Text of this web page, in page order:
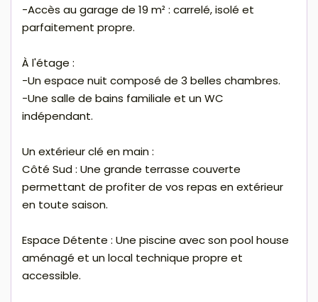
-Accès au garage de 19 m² : carrelé, isolé et
parfaitement propre.
À l'étage :
-Un espace nuit composé de 3 belles chambres.
-Une salle de bains familiale et un WC
indépendant.
Un extérieur clé en main :
Côté Sud : Une grande terrasse couverte
permettant de profiter de vos repas en extérieur
en toute saison.
Espace Détente : Une piscine avec son pool house
aménagé et un local technique propre et
accessible.